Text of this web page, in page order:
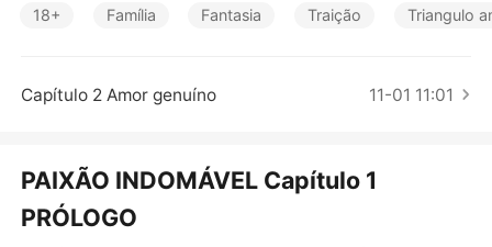
a filha Amanda que além de ser uma ótima filha é esforç
Os dois tem um relacionamento tranquilo mais essa tra
Será que esse amor é forte suficiente para passar por u
ma prova tão grande?
18+ Família Fantasia Traição Triangulo
Capítulo 2 Amor genuíno 11-01 11:01
PAIXÃO INDOMÁVEL Capítulo 1
PRÓLOGO